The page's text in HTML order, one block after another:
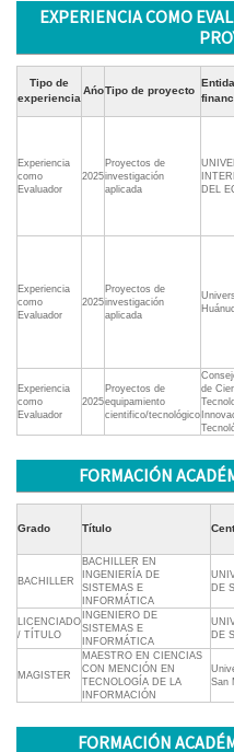
EXPERIENCIA COMO
Tipo de
experiencia
AńoTipo de proyecto
Experiencia
como
Evaluador
2025
Proyectos de
investigación
aplicada
DEL
Experiencia
como
Evaluador
2025
Proyectos de
investigación
aplicada
Experiencia
como
Evaluador
2025
Proyectos de
equipamiento
cientifico/tecnológico
de
FORMACIÓN
Grado Título
BACHILLER
BACHILLER EN
INGENIERÍA DE
SISTEMAS E
INFORMÁTICA
DE
LICENCIADO
/ TÍTULO
INGENIERO DE
SISTEMAS E
INFORMÁTICA
DE
MAGISTER
MAESTRO EN CIENCIAS
CON MENCIÓN EN
TECNOLOGÍA DE LA
INFORMACIÓN
San
FORMACIÓN